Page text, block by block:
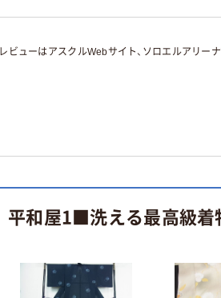
レビューはアスクルWebサイト、ソロエルアリー
平和屋1■洗える最高級